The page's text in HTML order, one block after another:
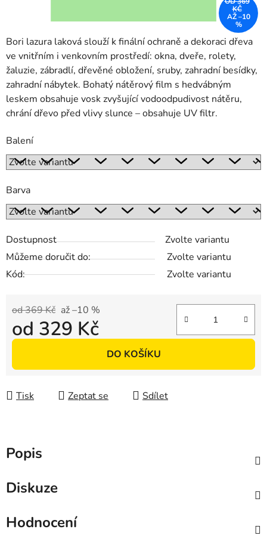
Bori lazura laková slouží k finální ochraně a dekoraci dřeva
ve vnitřním i venkovním prostředí: okna, dveře, rolety,
žaluzie, zábradlí, dřevěné obložení, sruby, zahradní besídky,
zahradní nábytek. Bohatý nátěrový film s hedvábným
leskem obsahuje vosk zvyšující vodoodpudivost nátěru,
chrání dřevo před vlivy slunce – obsahuje UV filtr.
Balení
Barva
Dostupnost
Zvolte variantu
Můžeme doručit do:
Zvolte variantu
Kód:
Zvolte variantu
od 369 Kč až –10 %
od 329 Kč
DO KOŠÍKU
Tisk Zeptat se Sdílet
KČ
AŽ –10
%
Popis
Diskuze
Hodnocení